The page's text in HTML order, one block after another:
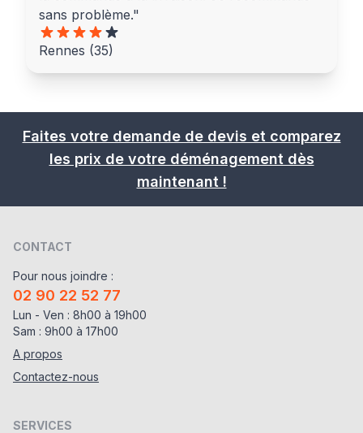
sans problème."
Rennes (35)
Faites votre demande de devis et comparez
les prix de votre déménagement dès
maintenant !
CONTACT
Pour nous joindre :
02 90 22 52 77
Lun - Ven : 8h00 à 19h00
Sam : 9h00 à 17h00
A propos
Contactez-nous
SERVICES